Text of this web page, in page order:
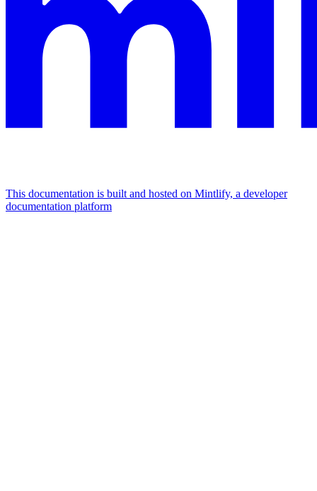
This documentation is built and hosted on Mintlify, a developer
documentation platform